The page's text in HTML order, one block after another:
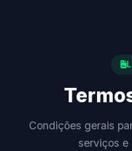
Condições gerais
serviços e